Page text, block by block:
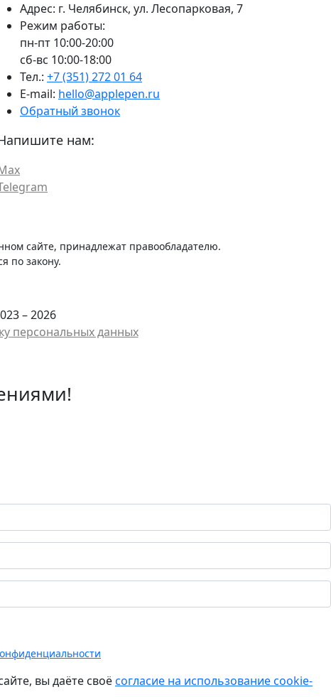
Адрес: г. Челябинск, ул. Лесопарковая, 7
Режим работы:
пн-пт 10:00-20:00
сб-вс 10:00-18:00
Тел.: +7 (351) 272 01 64
E-mail: hello@applepen.ru
Обратный звонок
нам:
сайте, принадлежат правообладателю.
по закону.
– 2026
персональных данных
вы даёте своёсогласие на использование cookie-